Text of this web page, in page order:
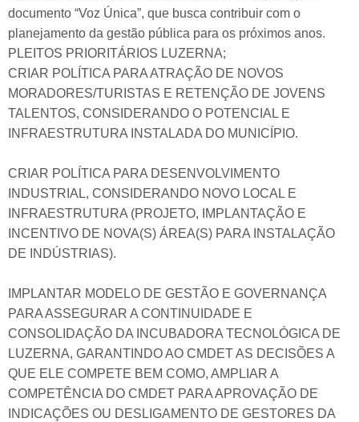
documento “Voz Única”, que busca contribuir com o
planejamento da gestão pública para os próximos anos.
PLEITOS PRIORITÁRIOS LUZERNA;
CRIAR POLÍTICA PARA ATRAÇÃO DE NOVOS
MORADORES/TURISTAS E RETENÇÃO DE JOVENS
TALENTOS, CONSIDERANDO O POTENCIAL E
INFRAESTRUTURA INSTALADA DO MUNICÍPIO.
CRIAR POLÍTICA PARA DESENVOLVIMENTO
INDUSTRIAL, CONSIDERANDO NOVO LOCAL E
INFRAESTRUTURA (PROJETO, IMPLANTAÇÃO E
INCENTIVO DE NOVA(S) ÁREA(S) PARA INSTALAÇÃO
DE INDÚSTRIAS).
IMPLANTAR MODELO DE GESTÃO E GOVERNANÇA
PARA ASSEGURAR A CONTINUIDADE E
CONSOLIDAÇÃO DA INCUBADORA TECNOLÓGICA DE
LUZERNA, GARANTINDO AO CMDET AS DECISÕES A
QUE ELE COMPETE BEM COMO, AMPLIAR A
COMPETÊNCIA DO CMDET PARA APROVAÇÃO DE
INDICAÇÕES OU DESLIGAMENTO DE GESTORES DA